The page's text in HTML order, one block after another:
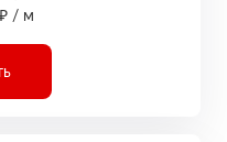
/ м